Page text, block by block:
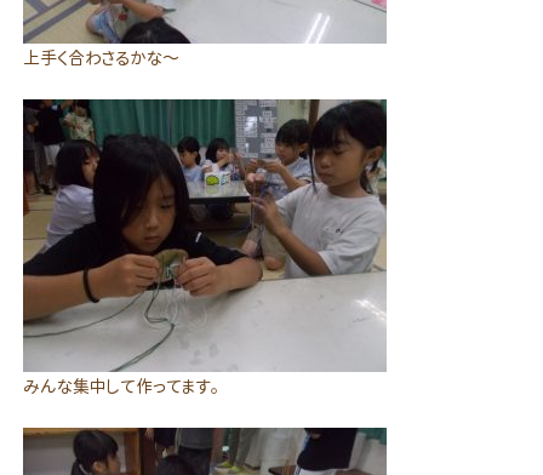
上手く合わさるかな～
みんな集中して作ってます。